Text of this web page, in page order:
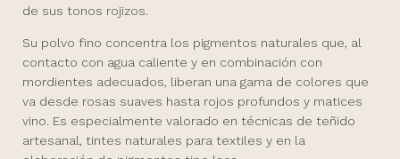
de sus tonos rojizos.
Su polvo fino concentra los pigmentos naturales que, al
contacto con agua caliente y en combinación con
mordientes adecuados, liberan una gama de colores que
va desde rosas suaves hasta rojos profundos y matices
vino. Es especialmente valorado en técnicas de teñido
artesanal, tintes naturales para textiles y en la